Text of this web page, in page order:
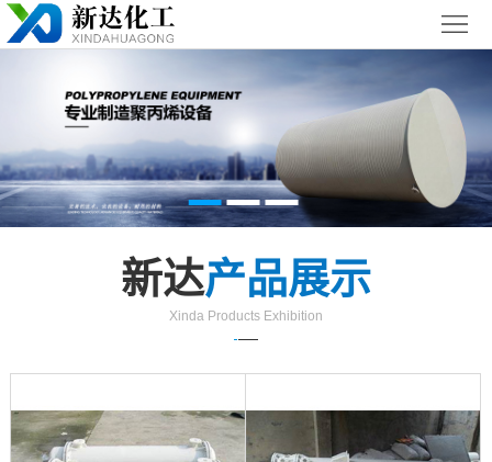
我
们
闻
中
聚丙烯
（PP）
PPH
烯
复
（FRP）
设备
案
例
浙
新达产品展示
Xinda Products Exhibition